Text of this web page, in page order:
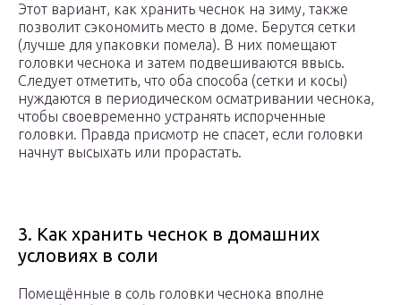
Этот вариант, как хранить чеснок на зиму, также
позволит сэкономить место в доме. Берутся сетки
(лучше для упаковки помела). В них помещают
головки чеснока и затем подвешиваются ввысь.
Следует отметить, что оба способа (сетки и косы)
нуждаются в периодическом осматривании чеснока,
чтобы своевременно устранять испорченные
головки. Правда присмотр не спасет, если головки
начнут высыхать или прорастать.
3. Как хранить чеснок в домашних
условиях в соли
Помещённые в соль головки чеснока вполне